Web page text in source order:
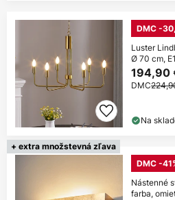
DMC -
Luster
Ø 70 cm,
194,90
DMC
Na
+ extra množstevná zľava
DMC -
Nástenné
farba,